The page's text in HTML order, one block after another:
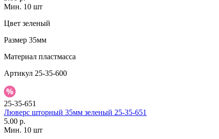
Мин. 10 шт
Цвет зеленый
Размер 35мм
Материал пластмасса
Артикул 25-35-600
25-35-651
Люверс шторный 35мм зеленый 25-35-651
5.00 р.
Мин. 10 шт